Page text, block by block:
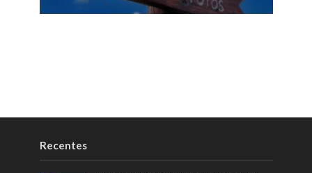
Recentes